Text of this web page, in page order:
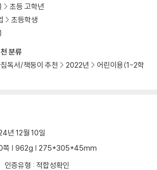
분류
독서/책둥이 추천 2022년
어린이용(1-2학
초등 고학년
초등학생
년 12월 10일
쪽 | 962g | 275*305*45mm
인증유형 : 적합성확인